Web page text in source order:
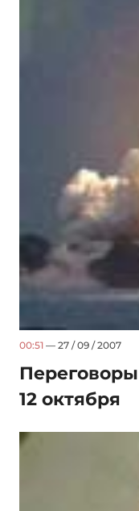
00:51 — 27 / 09 / 2007
12 октября